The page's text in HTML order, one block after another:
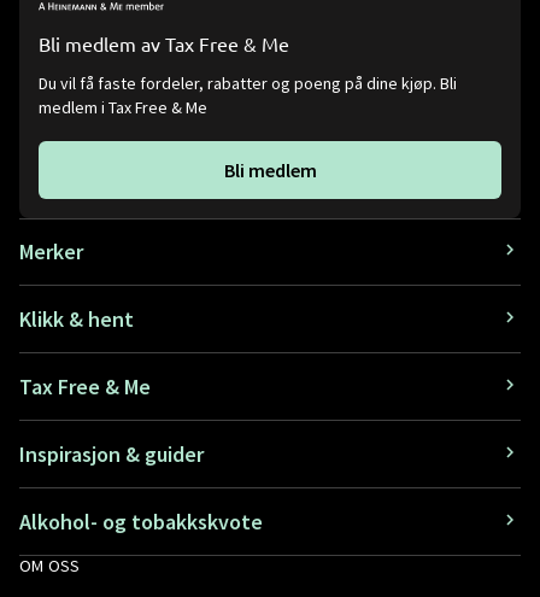
Bli medlem av Tax Free & Me
Du vil få faste fordeler, rabatter og poeng på dine kjøp. Bli
medlem i Tax Free & Me
Bli medlem
Merker
Klikk & hent
Tax Free & Me
Inspirasjon & guider
Alkohol- og tobakkskvote
OM OSS